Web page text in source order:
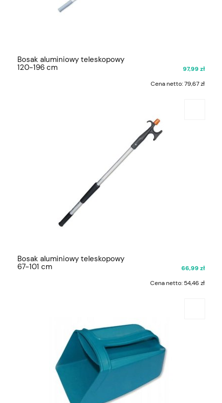
Bosak aluminiowy teleskopowy
120-196 cm
97,99 zł
Cena netto:79,67 zł
Bosak aluminiowy teleskopowy
67-101 cm
66,99 zł
Cena netto: 54,46 zł